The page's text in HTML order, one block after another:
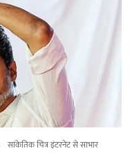
सांकेतिक चित्र इंटरनेट से साभार